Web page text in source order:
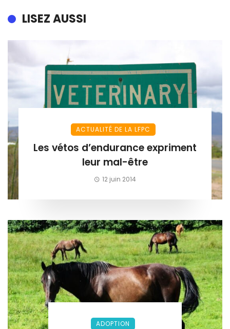
LISEZ AUSSI
ACTUALITÉ DE LA LFPC
Les vétos d’endurance expriment
leur mal-être
12 juin 2014
ADOPTION